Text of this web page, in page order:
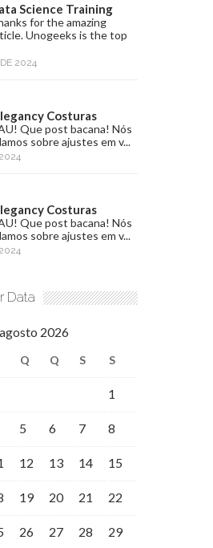
Science Training
for the amazing
Unogeeks is the top
2024
Costuras
Que post bacana! Nós
sobre ajustes em v...
Costuras
Que post bacana! Nós
sobre ajustes em v...
Data
agosto 2026
Q Q S S
1
5 6 7 8
12 13 14 15
19 20 21 22
26 27 28 29